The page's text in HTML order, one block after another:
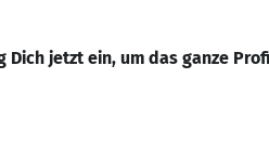
Dich jetzt ein, um das ganze